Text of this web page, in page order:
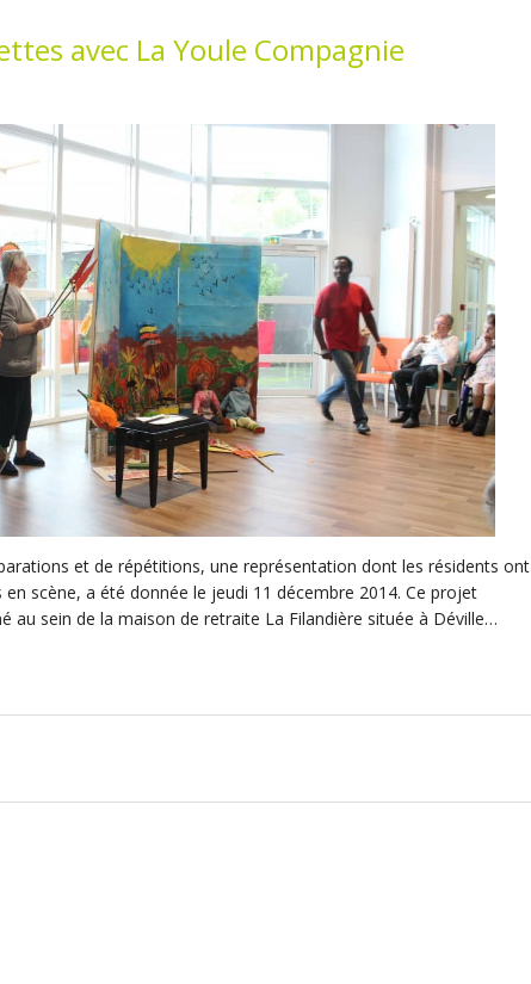
avec La Youle Compagnie
et de répétitions, une représentation dont les résidents ont
scène, a été donnée le jeudi 11 décembre 2014. Ce projet
au sein de la maison de retraite La Filandière située à Déville…